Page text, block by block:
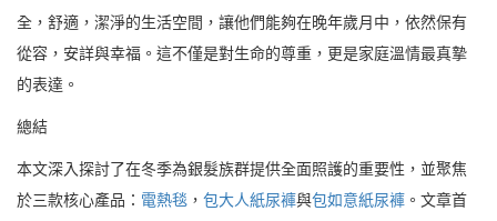
全，舒適，潔淨的生活空間，讓他們能夠在晚年歲月中，依然保有
從容，安詳與幸福。這不僅是對生命的尊重，更是家庭溫情最真摯
的表達。
總結
本文深入探討了在冬季為銀髮族群提供全面照護的重要性，並聚焦
於三款核心產品： 電熱毯 ， 包大人紙尿褲與包如意紙尿褲 。文章首